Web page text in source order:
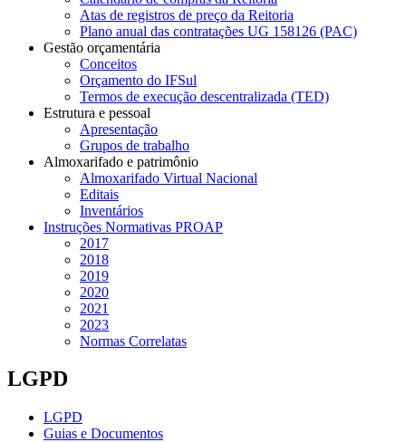
Atas de registros de preço da Reitoria
Plano anual das contratações UG 158126 (PAC)
Gestão orçamentária
Conceitos
Orçamento do IFSul
Termos de execução descentralizada (TED)
Estrutura e pessoal
Apresentação
Grupos de trabalho
Almoxarifado e patrimônio
Almoxarifado Virtual Nacional
Editais
Inventários
Instruções Normativas PROAP
2017
2018
2019
2020
2021
2023
Normas Correlatas
LGPD
LGPD
Guias e Documentos